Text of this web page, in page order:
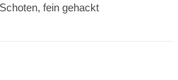
fein gehackt